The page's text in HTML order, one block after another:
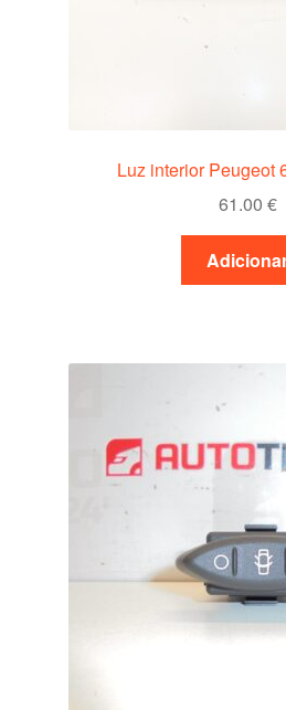
Luz interior Peugeot
61.00 €